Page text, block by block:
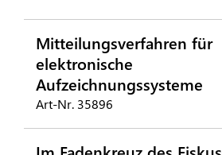
Mitteilungsverfahren für
elektronische
Aufzeichnungssysteme
Art-Nr. 35896